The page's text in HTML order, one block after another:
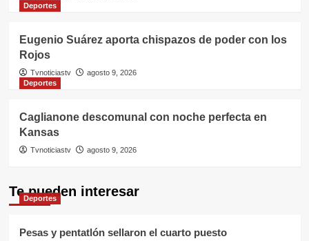
Deportes
Eugenio Suárez aporta chispazos de poder con los
Rojos
Tvnoticiastv
agosto 9, 2026
Deportes
Caglianone descomunal con noche perfecta en
Kansas
Tvnoticiastv agosto 9, 2026
Te pueden interesar
Deportes
Pesas y pentatlón sellaron el cuarto puesto